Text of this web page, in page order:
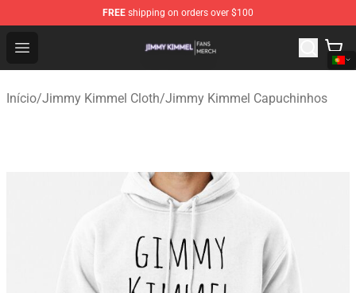
FREE shipping on orders over $100
Open menu
Jimmy Kimmel Shop - Official Jimmy Kimmel
Início/Jimmy Kimmel Cloth/Jimmy Kimmel Capuchinhos